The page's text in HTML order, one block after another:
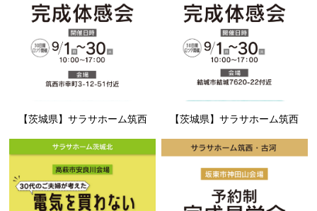
【茨城県】サラサホーム筑西 【茨城県】サラサホーム筑西